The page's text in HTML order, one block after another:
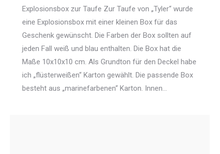
Explosionsbox zur Taufe Zur Taufe von „Tyler“ wurde
eine Explosionsbox mit einer kleinen Box für das
Geschenk gewünscht. Die Farben der Box sollten auf
jeden Fall weiß und blau enthalten. Die Box hat die
Maße 10x10x10 cm. Als Grundton für den Deckel habe
ich „flüsterweißen“ Karton gewählt. Die passende Box
besteht aus „marinefarbenen“ Karton. Innen…